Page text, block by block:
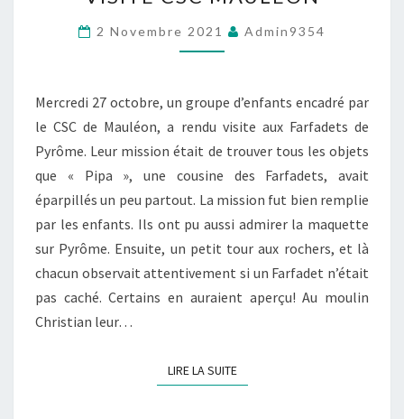
MAULÉON
2 Novembre 2021 Admin9354
Mercredi 27 octobre, un groupe d’enfants encadré par
le CSC de Mauléon, a rendu visite aux Farfadets de
Pyrôme. Leur mission était de trouver tous les objets
que « Pipa », une cousine des Farfadets, avait
éparpillés un peu partout. La mission fut bien remplie
par les enfants. Ils ont pu aussi admirer la maquette
sur Pyrôme. Ensuite, un petit tour aux rochers, et là
chacun observait attentivement si un Farfadet n’était
pas caché. Certains en auraient aperçu! Au moulin
Christian leur…
LIRE LA SUITELIRE LA SUITE